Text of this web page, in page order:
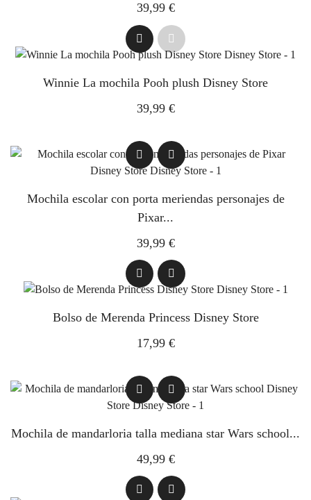
39,99 €
Winnie La mochila Pooh plush Disney Store
39,99 €
Mochila escolar con porta meriendas personajes de
Pixar...
39,99 €
Bolso de Merenda Princess Disney Store
17,99 €
Mochila de mandarloria talla mediana star Wars school...
49,99 €